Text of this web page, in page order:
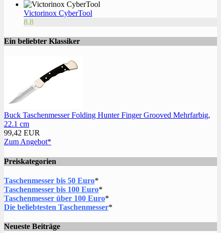
Victorinox CyberTool
8.8
Ein beliebter Klassiker
Buck Taschenmesser Folding Hunter Finger Grooved Mehrfarbig,
22.1 cm
99,42 EUR
Zum Angebot*
Preiskategorien
Taschenmesser bis 50 Euro*
Taschenmesser bis 100 Euro*
Taschenmesser über 100 Euro*
Die beliebtesten Taschenmesser*
Neueste Beiträge